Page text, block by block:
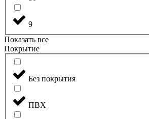
9
Показать все
Покрытие
Без покрытия
ПВХ